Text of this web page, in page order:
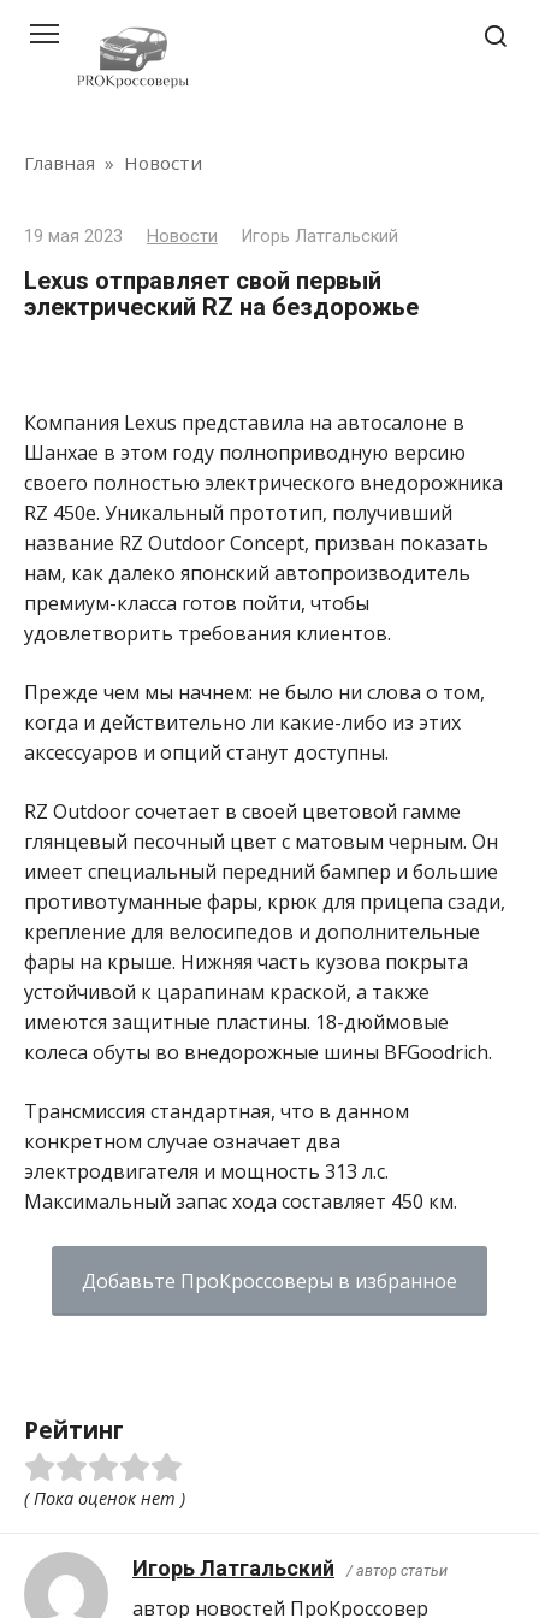
контенту
Главная » Новости
19 мая 2023 Новости Игорь Латгальский
Lexus отправляет свой первый
электрический RZ на бездорожье
Компания Lexus представила на автосалоне в
Шанхае в этом году полноприводную версию
своего полностью электрического внедорожника
RZ 450e. Уникальный прототип, получивший
название RZ Outdoor Concept, призван показать
нам, как далеко японский автопроизводитель
премиум-класса готов пойти, чтобы
удовлетворить требования клиентов.
Прежде чем мы начнем: не было ни слова о том,
когда и действительно ли какие-либо из этих
аксессуаров и опций станут доступны.
RZ Outdoor сочетает в своей цветовой гамме
глянцевый песочный цвет с матовым черным. Он
имеет специальный передний бампер и большие
противотуманные фары, крюк для прицепа сзади,
крепление для велосипедов и дополнительные
фары на крыше. Нижняя часть кузова покрыта
устойчивой к царапинам краской, а также
имеются защитные пластины. 18-дюймовые
колеса обуты во внедорожные шины BFGoodrich.
Трансмиссия стандартная, что в данном
конкретном случае означает два
электродвигателя и мощность 313 л.с.
Максимальный запас хода составляет 450 км.
Добавьте ПроКроссоверы в избранное
Рейтинг
( Пока оценок нет )
Игорь Латгальский / автор статьи
автор новостей ПроКроcсовер